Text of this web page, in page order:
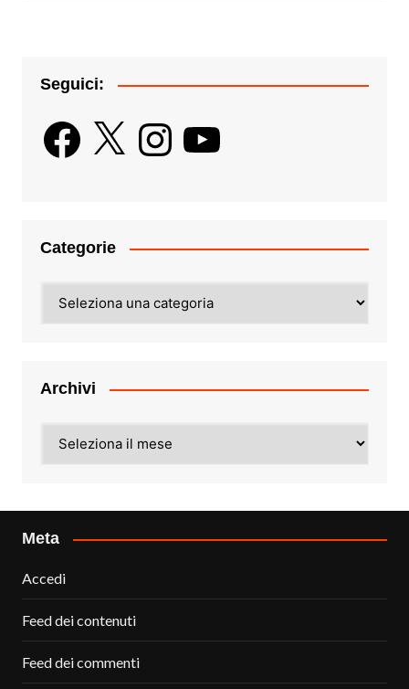
Seguici:
Facebook
X InstagramYouTube
Categorie
Archivi
Meta
Accedi
Feed dei contenuti
Feed dei commenti